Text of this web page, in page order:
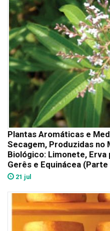
Plantas Aromáticas e
Secagem, Produzidas no
Biológico: Limonete,
Gerês e Equinácea (Parte
21 jul